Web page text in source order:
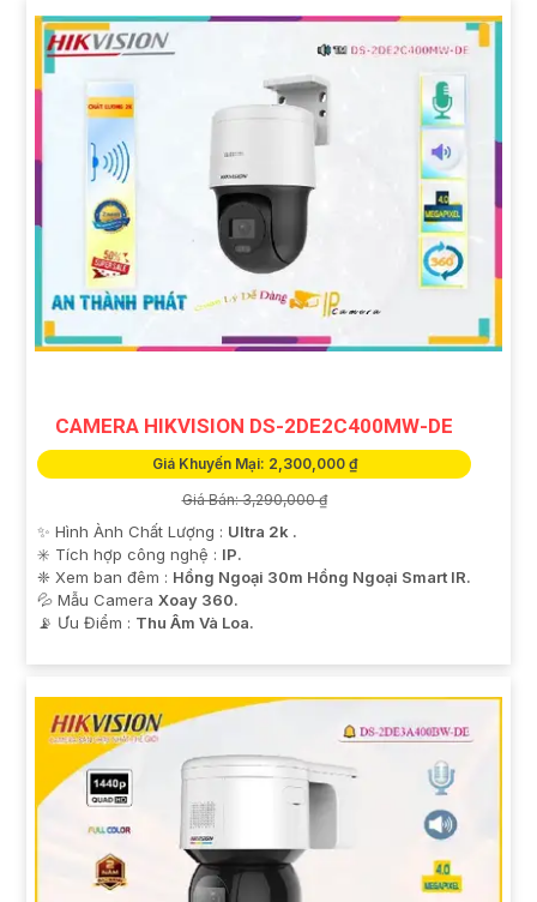
CAMERA HIKVISION DS-2DE2C400MW-DE
Giá Khuyến Mại: 2,300,000 ₫
Giá Bán: 3,290,000 ₫
✨ Hình Ành Chất Lượng : Ultra 2k .
✳️ Tích hợp công nghệ : IP.
❈ Xem ban đêm : Hồng Ngoại 30m Hồng Ngoại Smart IR.
💦 Mẫu Camera Xoay 360.
️📡 Ưu Điểm : Thu Âm Và Loa.